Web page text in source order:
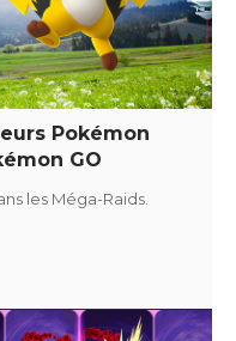
Pokémon
GO
les Méga-Raids.